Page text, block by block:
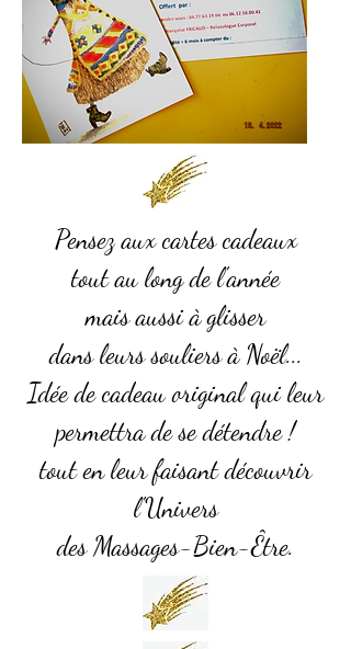
Pensez aux cartes cadeaux
tout au long de l'année
mais aussi à glisser
dans leurs souliers à Noël...
Idée de cadeau original qui leur
permettra de se détendre !
tout en leur faisant découvrir
l'Univers
des Massages-Bien-Être.